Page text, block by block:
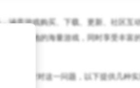
涵盖游戏购买、下载、更新、社区互
全球各地的海量游戏，同时享受丰富
困扰。针对这一问题，以下提供几种